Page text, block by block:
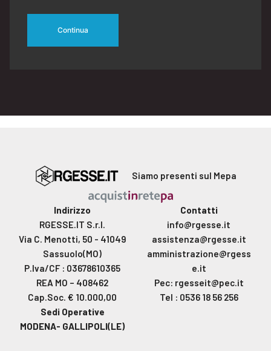
Continua
Siamo presenti sul Mepa
Indirizzo
RGESSE.IT S.r.l.
Via C. Menotti, 50 - 41049
Sassuolo(MO)
P.Iva/CF : 03678610365
REA MO – 408462
Cap.Soc. € 10.000,00
Sedi Operative
MODENA- GALLIPOLI(LE)
Contatti
info@rgesse.it
assistenza@rgesse.it
amministrazione@rgess
e.it
Pec: rgesseit@pec.it
Tel : 0536 18 56 256